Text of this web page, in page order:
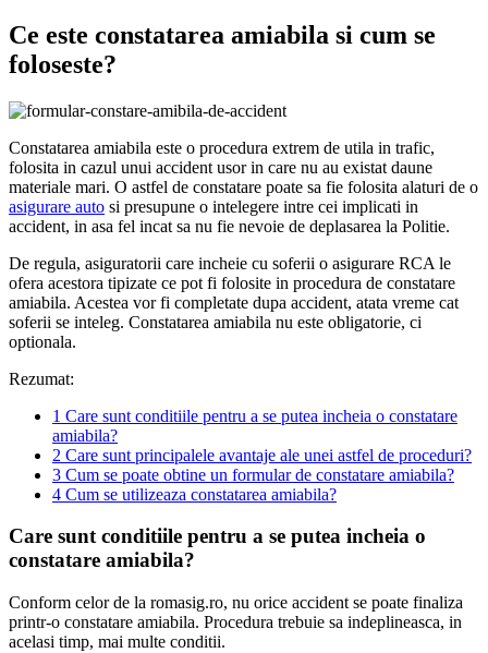
Ce este constatarea amiabila si cum se
foloseste?
Constatarea amiabila este o procedura extrem de utila in trafic,
folosita in cazul unui accident usor in care nu au existat daune
materiale mari. O astfel de constatare poate sa fie folosita alaturi de o
asigurare auto si presupune o intelegere intre cei implicati in
accident, in asa fel incat sa nu fie nevoie de deplasarea la Politie.
De regula, asiguratorii care incheie cu soferii o asigurare RCA le
ofera acestora tipizate ce pot fi folosite in procedura de constatare
amiabila. Acestea vor fi completate dupa accident, atata vreme cat
soferii se inteleg. Constatarea amiabila nu este obligatorie, ci
optionala.
Rezumat:
1 Care sunt conditiile pentru a se putea incheia o constatare
amiabila?
2 Care sunt principalele avantaje ale unei astfel de proceduri?
3 Cum se poate obtine un formular de constatare amiabila?
4 Cum se utilizeaza constatarea amiabila?
Care sunt conditiile pentru a se putea incheia o
constatare amiabila?
Conform celor de la romasig.ro, nu orice accident se poate finaliza
printr-o constatare amiabila. Procedura trebuie sa indeplineasca, in
acelasi timp, mai multe conditii.